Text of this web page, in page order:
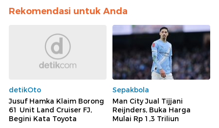
Rekomendasi untuk Anda
detikOto
Jusuf Hamka Klaim Borong
61 Unit Land Cruiser FJ,
Begini Kata Toyota
Sepakbola
Man City Jual Tijjani
Reijnders, Buka Harga
Mulai Rp 1,3 Triliun